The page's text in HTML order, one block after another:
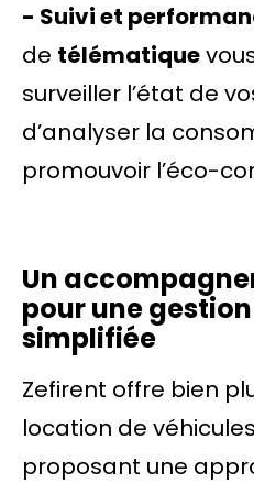
- Suivi et
de télématique
surveiller l’état de
d’analyser la
promouvoir l’éco-
Un
pour une
simplifiée
Zefirent offre bien
location de
proposant une